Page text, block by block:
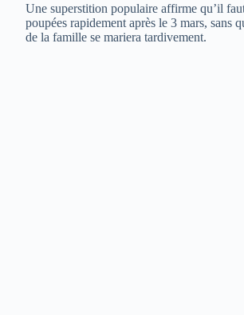
Une superstition populaire affirme qu’il
poupées rapidement après le 3 mars, sans
de la famille se mariera tardivement.